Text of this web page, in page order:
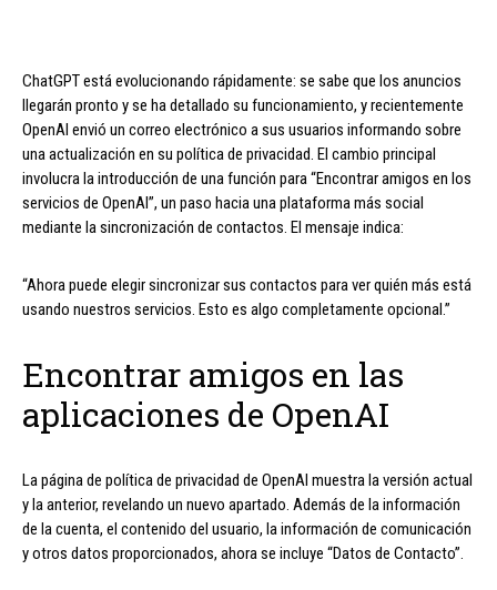
ChatGPT está evolucionando rápidamente: se sabe que los anuncios
llegarán pronto y se ha detallado su funcionamiento, y recientemente
OpenAI envió un correo electrónico a sus usuarios informando sobre
una actualización en su política de privacidad. El cambio principal
involucra la introducción de una función para “Encontrar amigos en los
servicios de OpenAI”, un paso hacia una plataforma más social
mediante la sincronización de contactos. El mensaje indica:
“Ahora puede elegir sincronizar sus contactos para ver quién más está
usando nuestros servicios. Esto es algo completamente opcional.”
Encontrar amigos en las
aplicaciones de OpenAI
La página de política de privacidad de OpenAI muestra la versión actual
y la anterior, revelando un nuevo apartado. Además de la información
de la cuenta, el contenido del usuario, la información de comunicación
y otros datos proporcionados, ahora se incluye “Datos de Contacto”.